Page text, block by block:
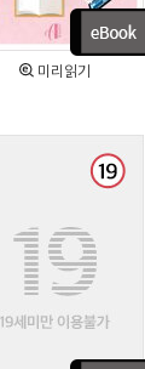
미리읽기